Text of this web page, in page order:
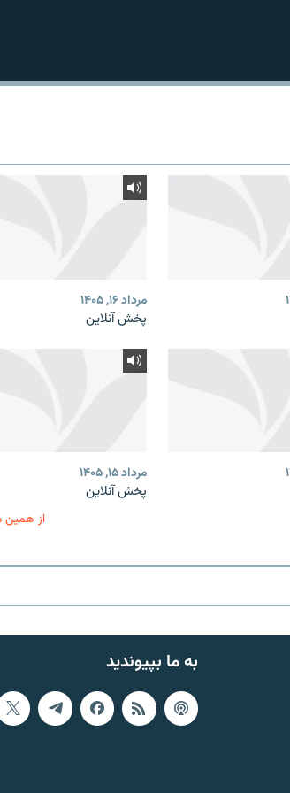
مرداد ۱۶, ۱۴۰۵
پخش آنلاین
مرداد ۱۵, ۱۴۰۵
پخش آنلاین
از همین
به ما بپیوندید